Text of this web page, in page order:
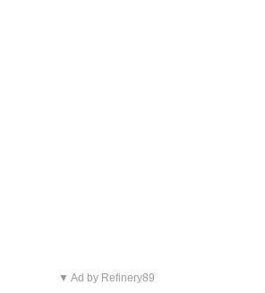
▼ Ad by Refinery89